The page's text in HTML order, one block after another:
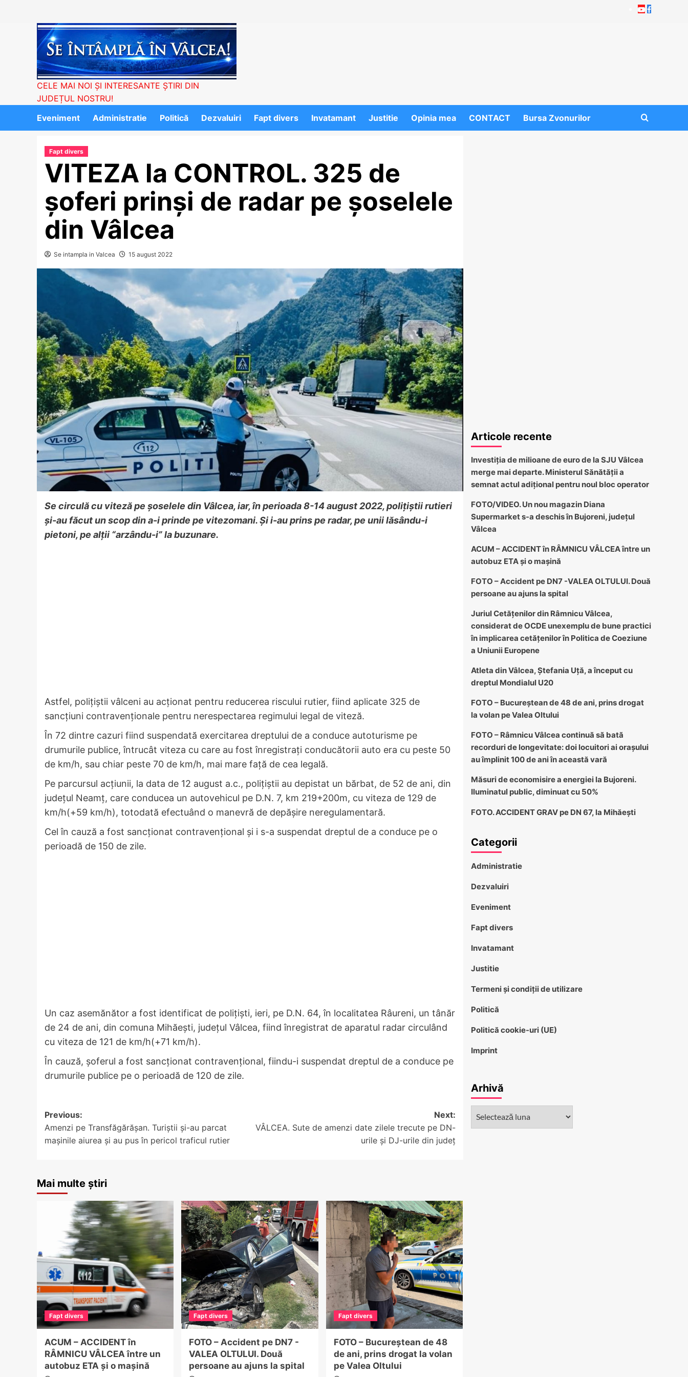
Youtube
Facebook
CELE MAI NOI ȘI INTERESANTE ȘTIRI DIN
JUDEȚUL NOSTRU!
Eveniment
Administratie Politică Dezvaluiri Fapt divers Invatamant Justitie Opinia mea CONTACT Bursa Zvonurilor
Fapt divers
VITEZA la CONTROL. 325 de
șoferi prinși de radar pe șoselele
din Vâlcea
Se intampla in Valcea 15 august 2022
Se circulă cu viteză pe șoselele din Vâlcea, iar, în perioada 8-14 august 2022, polițiștii rutieri
și-au făcut un scop din a-i prinde pe vitezomani. Și i-au prins pe radar, pe unii lăsându-i
pietoni, pe alții “arzându-i” la buzunare.
Astfel, polițiștii vâlceni au acționat pentru reducerea riscului rutier, fiind aplicate 325 de
sancțiuni contravenționale pentru nerespectarea regimului legal de viteză.
În 72 dintre cazuri fiind suspendată exercitarea dreptului de a conduce autoturisme pe
drumurile publice, întrucât viteza cu care au fost înregistrați conducătorii auto era cu peste 50
de km/h, sau chiar peste 70 de km/h, mai mare față de cea legală.
Pe parcursul acțiunii, la data de 12 august a.c., polițiștii au depistat un bărbat, de 52 de ani, din
județul Neamț, care conducea un autovehicul pe D.N. 7, km 219+200m, cu viteza de 129 de
km/h(+59 km/h), totodată efectuând o manevră de depășire neregulamentară.
Cel în cauză a fost sancționat contravențional și i s-a suspendat dreptul de a conduce pe o
perioadă de 150 de zile.
Un caz asemănător a fost identificat de polițiști, ieri, pe D.N. 64, în localitatea Râureni, un tânăr
de 24 de ani, din comuna Mihăești, județul Vâlcea, fiind înregistrat de aparatul radar circulând
cu viteza de 121 de km/h(+71 km/h).
În cauză, șoferul a fost sancționat contravențional, fiindu-i suspendat dreptul de a conduce pe
drumurile publice pe o perioadă de 120 de zile.
Post
navigation
Previous:
Amenzi pe Transfăgărășan. Turiștii și-au parcat
mașinile aiurea și au pus în pericol traficul rutier
Next:
VÂLCEA. Sute de amenzi date zilele trecute pe DN-
urile și DJ-urile din județ
Mai multe știri
Fapt divers
ACUM – ACCIDENT în
RÂMNICU VÂLCEA între un
autobuz ETA și o mașină
Fapt divers
FOTO – Accident pe DN7 -
VALEA OLTULUI. Două
persoane au ajuns la spital
Fapt divers
FOTO – Bucureștean de 48
de ani, prins drogat la volan
pe Valea Oltului
Articole recente
Investiția de milioane de euro de la SJU Vâlcea
merge mai departe. Ministerul Sănătății a
semnat actul adițional pentru noul bloc operator
FOTO/VIDEO. Un nou magazin Diana
Supermarket s-a deschis în Bujoreni, județul
Vâlcea
ACUM – ACCIDENT în RÂMNICU VÂLCEA între un
autobuz ETA și o mașină
FOTO – Accident pe DN7 -VALEA OLTULUI. Două
persoane au ajuns la spital
Juriul Cetățenilor din Râmnicu Vâlcea,
considerat de OCDE unexemplu de bune practici
în implicarea cetățenilor în Politica de Coeziune
a Uniunii Europene
Atleta din Vâlcea, Ștefania Uță, a început cu
dreptul Mondialul U20
FOTO – Bucureștean de 48 de ani, prins drogat
la volan pe Valea Oltului
FOTO – Râmnicu Vâlcea continuă să bată
recorduri de longevitate: doi locuitori ai orașului
au împlinit 100 de ani în această vară
Măsuri de economisire a energiei la Bujoreni.
Iluminatul public, diminuat cu 50%
FOTO. ACCIDENT GRAV pe DN 67, la Mihăești
Categorii
Administratie
Dezvaluiri
Eveniment
Fapt divers
Invatamant
Justitie
Termeni și condiții de utilizare
Politică
Politică cookie-uri (UE)
Imprint
Arhivă